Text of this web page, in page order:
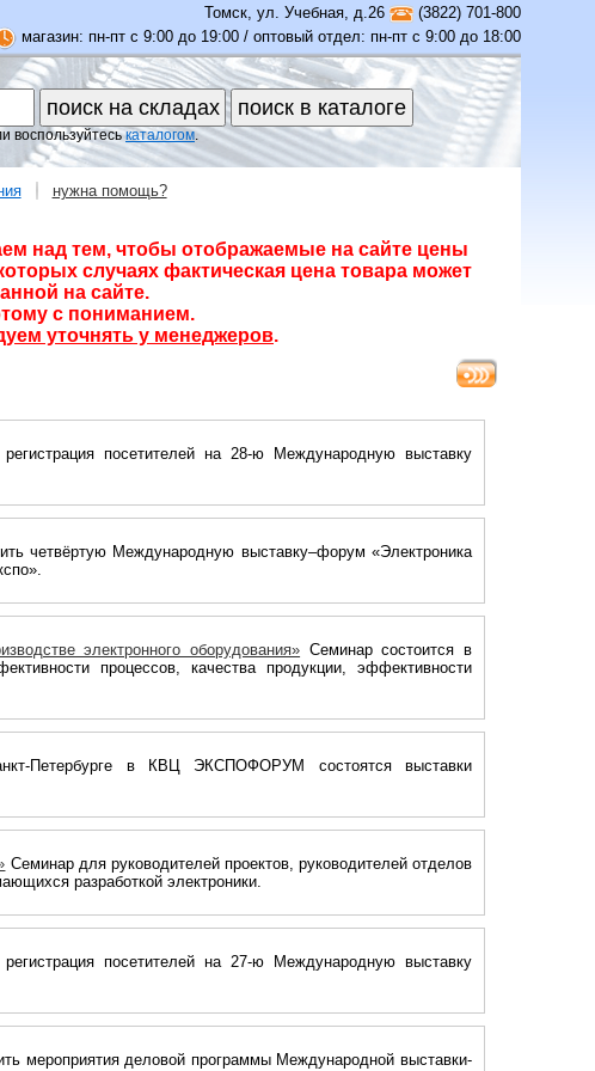
Томск, ул. Учебная, д.26
(3822) 701-800
магазин: пн-пт с 9:00 до 19:00 / оптовый отдел: пн-пт с 9:00 до 18:00
воспользуйтеськаталогом.
нужна помощь?
над тем, чтобы отображаемые на сайте цены
случаях фактическая цена товара может
на сайте.
с пониманием.
уточнять у менеджеров.
посетителей на 28-ю Международную выставку
четвёртую Международную выставку–форум «Электроника
электронного оборудования» Семинар состоится в
процессов, качества продукции, эффективности
Петербурге в КВЦ ЭКСПОФОРУМ состоятся выставки
Семинар для руководителей проектов, руководителей отделов
разработкой электроники.
посетителей на 27-ю Международную выставку
мероприятия деловой программы Международной выставки-